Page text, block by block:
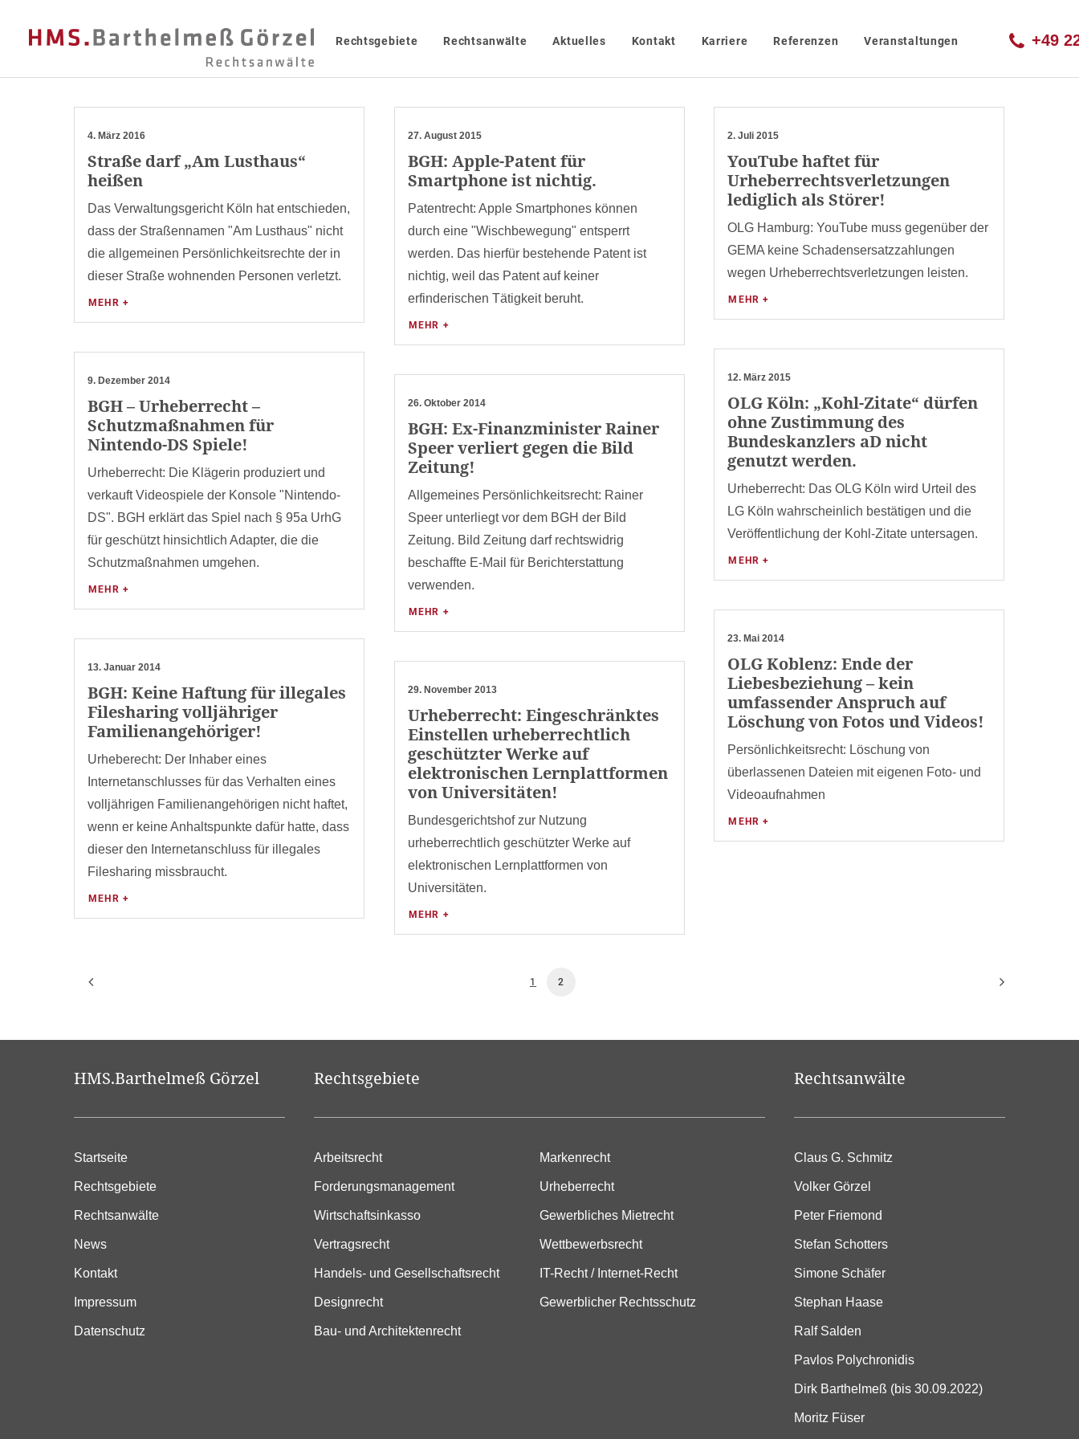
Rechtsgebiete Rechtsanwälte Aktuelles Kontakt Karriere Referenzen Veranstaltungen +49
4. März 2016
Straße darf „Am Lusthaus“
heißen
Das Verwaltungsgericht Köln hat entschieden,
dass der Straßennamen "Am Lusthaus" nicht
die allgemeinen Persönlichkeitsrechte der in
dieser Straße wohnenden Personen verletzt.
MEHR +
27. August 2015
BGH: Apple-Patent für
Smartphone ist nichtig.
Patentrecht: Apple Smartphones können
durch eine "Wischbewegung" entsperrt
werden. Das hierfür bestehende Patent ist
nichtig, weil das Patent auf keiner
erfinderischen Tätigkeit beruht.
MEHR +
2. Juli 2015
YouTube haftet für
Urheberrechtsverletzungen
lediglich als Störer!
OLG Hamburg: YouTube muss gegenüber der
GEMA keine Schadensersatzzahlungen
wegen Urheberrechtsverletzungen leisten.
MEHR +
12. März 2015
OLG Köln: „Kohl-Zitate“ dürfen
ohne Zustimmung des
Bundeskanzlers aD nicht
genutzt werden.
Urheberrecht: Das OLG Köln wird Urteil des
LG Köln wahrscheinlich bestätigen und die
Veröffentlichung der Kohl-Zitate untersagen.
MEHR +
9. Dezember 2014
BGH – Urheberrecht –
Schutzmaßnahmen für
Nintendo-DS Spiele!
Urheberrecht: Die Klägerin produziert und
verkauft Videospiele der Konsole "Nintendo-
DS". BGH erklärt das Spiel nach § 95a UrhG
für geschützt hinsichtlich Adapter, die die
Schutzmaßnahmen umgehen.
MEHR +
26. Oktober 2014
BGH: Ex-Finanzminister Rainer
Speer verliert gegen die Bild
Zeitung!
Allgemeines Persönlichkeitsrecht: Rainer
Speer unterliegt vor dem BGH der Bild
Zeitung. Bild Zeitung darf rechtswidrig
beschaffte E-Mail für Berichterstattung
verwenden.
MEHR +
23. Mai 2014
OLG Koblenz: Ende der
Liebesbeziehung – kein
umfassender Anspruch auf
Löschung von Fotos und Videos!
Persönlichkeitsrecht: Löschung von
überlassenen Dateien mit eigenen Foto- und
Videoaufnahmen
MEHR +
13. Januar 2014
BGH: Keine Haftung für illegales
Filesharing volljähriger
Familienangehöriger!
Urheberecht: Der Inhaber eines
Internetanschlusses für das Verhalten eines
volljährigen Familienangehörigen nicht haftet,
wenn er keine Anhaltspunkte dafür hatte, dass
dieser den Internetanschluss für illegales
Filesharing missbraucht.
MEHR +
29. November 2013
Urheberrecht: Eingeschränktes
Einstellen urheberrechtlich
geschützter Werke auf
elektronischen Lernplattformen
von Universitäten!
Bundesgerichtshof zur Nutzung
urheberrechtlich geschützter Werke auf
elektronischen Lernplattformen von
Universitäten.
MEHR +
1 2
HMS.Barthelmeß Görzel
Startseite
Rechtsgebiete
Rechtsanwälte
News
Kontakt
Impressum
Datenschutz
Rechtsgebiete
Arbeitsrecht Markenrecht
Forderungsmanagement Urheberrecht
Wirtschaftsinkasso Gewerbliches Mietrecht
Vertragsrecht Wettbewerbsrecht
Handels- und Gesellschaftsrecht IT-Recht / Internet-Recht
Designrecht Gewerblicher Rechtsschutz
Bau- und Architektenrecht
Rechtsanwälte
Claus G. Schmitz
Volker Görzel
Peter Friemond
Stefan Schotters
Simone Schäfer
Stephan Haase
Ralf Salden
Pavlos Polychronidis
Dirk Barthelmeß (bis 30.09.2022)
Moritz Füser